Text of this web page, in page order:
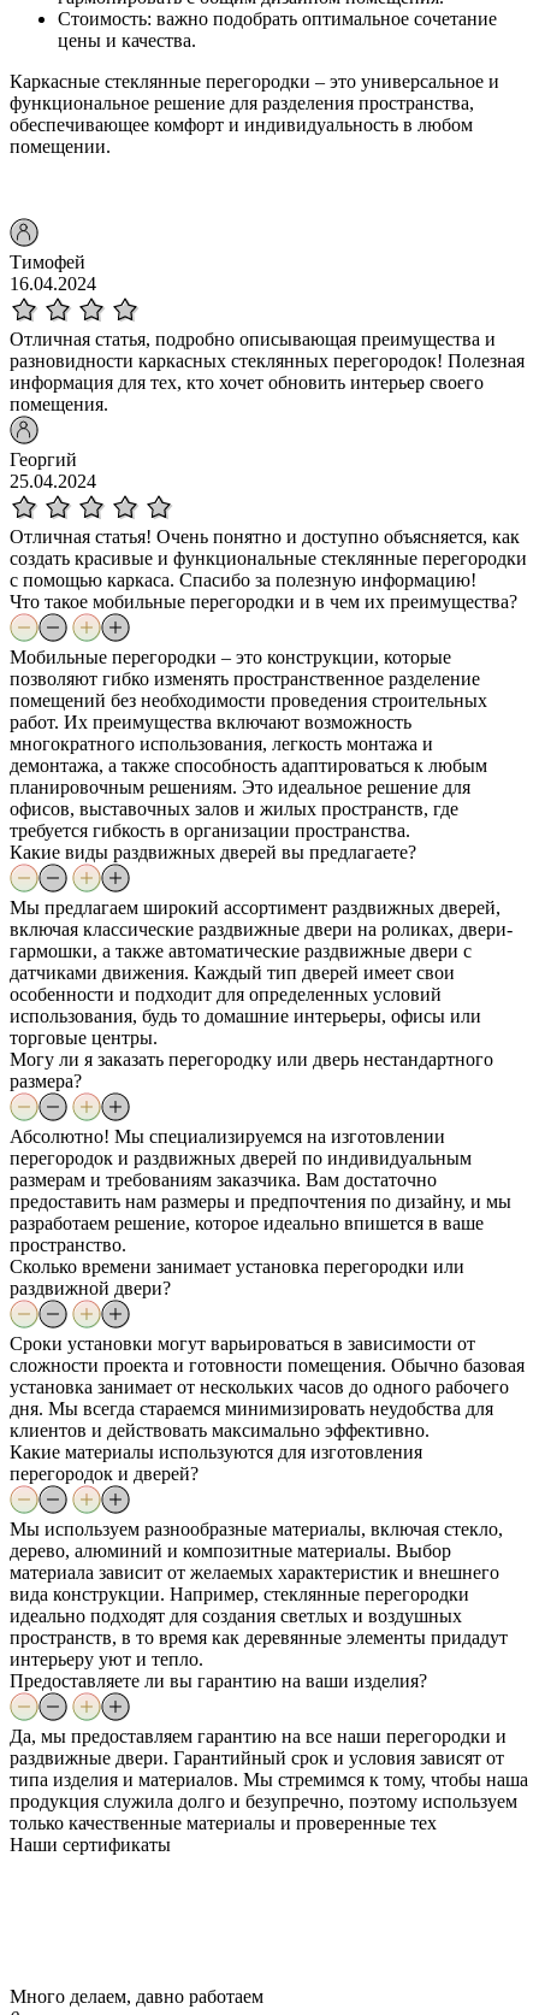
Стоимость: важно подобрать оптимальное сочетание
цены и качества.
Каркасные стеклянные перегородки – это универсальное и
функциональное решение для разделения пространства,
обеспечивающее комфорт и индивидуальность в любом
помещении.
Тимофей
16.04.2024
Отличная статья, подробно описывающая преимущества и
разновидности каркасных стеклянных перегородок! Полезная
информация для тех, кто хочет обновить интерьер своего
помещения.
Георгий
25.04.2024
Отличная статья! Очень понятно и доступно объясняется, как
создать красивые и функциональные стеклянные перегородки
с помощью каркаса. Спасибо за полезную информацию!
Что такое мобильные перегородки и в чем их преимущества?
Мобильные перегородки – это конструкции, которые
позволяют гибко изменять пространственное разделение
помещений без необходимости проведения строительных
работ. Их преимущества включают возможность
многократного использования, легкость монтажа и
демонтажа, а также способность адаптироваться к любым
планировочным решениям. Это идеальное решение для
офисов, выставочных залов и жилых пространств, где
требуется гибкость в организации пространства.
Какие виды раздвижных дверей вы предлагаете?
Мы предлагаем широкий ассортимент раздвижных дверей,
включая классические раздвижные двери на роликах, двери-
гармошки, а также автоматические раздвижные двери с
датчиками движения. Каждый тип дверей имеет свои
особенности и подходит для определенных условий
использования, будь то домашние интерьеры, офисы или
торговые центры.
Могу ли я заказать перегородку или дверь нестандартного
размера?
Абсолютно! Мы специализируемся на изготовлении
перегородок и раздвижных дверей по индивидуальным
размерам и требованиям заказчика. Вам достаточно
предоставить нам размеры и предпочтения по дизайну, и мы
разработаем решение, которое идеально впишется в ваше
пространство.
Сколько времени занимает установка перегородки или
раздвижной двери?
Сроки установки могут варьироваться в зависимости от
сложности проекта и готовности помещения. Обычно базовая
установка занимает от нескольких часов до одного рабочего
дня. Мы всегда стараемся минимизировать неудобства для
клиентов и действовать максимально эффективно.
Какие материалы используются для изготовления
перегородок и дверей?
Мы используем разнообразные материалы, включая стекло,
дерево, алюминий и композитные материалы. Выбор
материала зависит от желаемых характеристик и внешнего
вида конструкции. Например, стеклянные перегородки
идеально подходят для создания светлых и воздушных
пространств, в то время как деревянные элементы придадут
интерьеру уют и тепло.
Предоставляете ли вы гарантию на ваши изделия?
Да, мы предоставляем гарантию на все наши перегородки и
раздвижные двери. Гарантийный срок и условия зависят от
типа изделия и материалов. Мы стремимся к тому, чтобы наша
продукция служила долго и безупречно, поэтому используем
только качественные материалы и проверенные тех
Наши сертификаты
Много делаем, давно работаем